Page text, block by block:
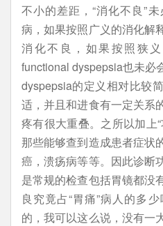
不小的差距，“消化不良”
病，如果按照广义的消化解
消化不良，如果按照狭
functional dyspepsia也未必
dyspepsia的定义相对比较
适，并且和进食有一定关系
疼有很大重叠。之所以加上
那些能够查到造成患者症状
癌，溃疡病等等。因此诊断
是常规的检查包括胃镜都没
良究竟占“胃痛”病人的多
的，我可以这么说，没有一